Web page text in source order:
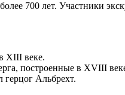
700 лет. Участники
XIII веке.
построенные в XVIII
Альбрехт.